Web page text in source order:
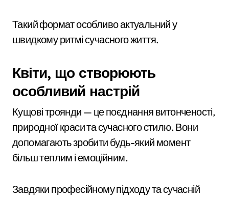
Такий формат особливо актуальний у
швидкому ритмі сучасного життя.
Квіти, що створюють
особливий настрій
Кущові троянди — це поєднання витонченості,
природної краси та сучасного стилю. Вони
допомагають зробити будь-який момент
більш теплим і емоційним.
Завдяки професійному підходу та сучасній